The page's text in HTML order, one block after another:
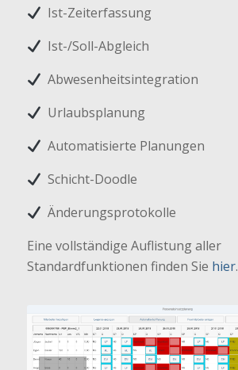
Ist-Zeiterfassung
Ist-/Soll-Abgleich
Abwesenheitsintegration
Urlaubsplanung
Automatisierte Planungen
Schicht-Doodle
Änderungsprotokolle
Eine vollständige Auflistung aller
Standardfunktionen finden Sie hier.